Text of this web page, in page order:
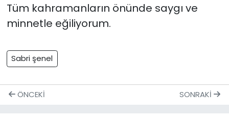
Tüm kahramanların önünde saygı ve
minnetle eğiliyorum.
Sabri şenel
ÖNCEKI SONRAKI